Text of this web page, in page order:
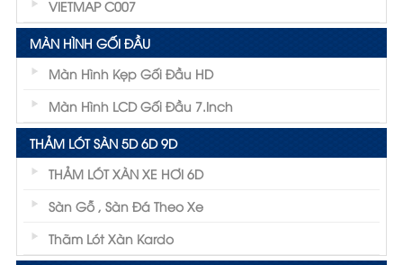
VIETMAP C007
MÀN HÌNH GỐI ĐẦU
Màn Hình Kẹp Gối Đầu HD
Màn Hình LCD Gối Đầu 7.inch
THẢM LÓT SÀN 5D 6D 9D
THẢM LÓT XÀN XE HƠI 6D
Sàn Gỗ , Sàn Đá Theo Xe
Thãm Lót Xàn Kardo